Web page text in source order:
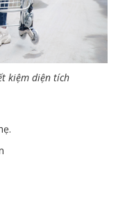
kiệm diện tích